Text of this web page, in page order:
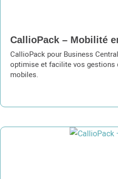
CallioPack – Mobilité
CallioPack pour Business
optimise et facilite vos gestions
mobiles.